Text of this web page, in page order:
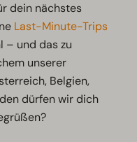
dein nächstes
Last-Minute-Trips
– und das zu
unserer
Belgien,
dürfen wir dich